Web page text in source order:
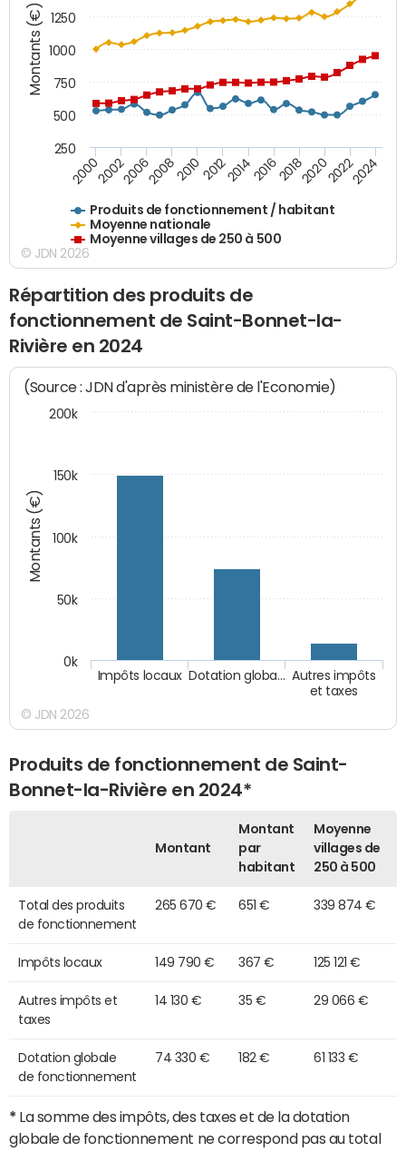
Montants (€)
Produits de fonctionnement / habitant
Moyenne nationale
Moyenne villages de 250 à 500
200020022006200820102012201420162018202020222024
250
500
750
1000
1250
© JDN 2026
Répartition des produits de
fonctionnement de Saint-Bonnet-la-
Rivière en 2024
Montants (€)
(Source : JDN d'après ministère de l'Economie)
Autres impôts
et taxes
Dotation globa…
Impôts locaux
0k
50k
100k
150k
200k
© JDN 2026
Produits de fonctionnement de Saint-
Bonnet-la-Rivière en 2024*
Montant
Montant
par
habitant
Moyenne
villages de
250 à 500
Total des produits
de fonctionnement
265 670 € 651 € 339 874 €
Impôts locaux 149 790 € 367 € 125 121 €
Autres impôts et
taxes
14 130 € 35 € 29 066 €
Dotation globale
de fonctionnement
74 330 € 182 € 61 133 €
* La somme des impôts, des taxes et de la dotation
globale de fonctionnement ne correspond pas au total